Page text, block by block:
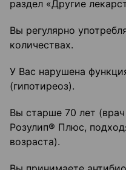
раздел «Другие
Вы регулярно
количествах.
У Вас нарушена
(гипотиреоз).
Вы старше 70 лет
Розулип® Плюс,
возраста).